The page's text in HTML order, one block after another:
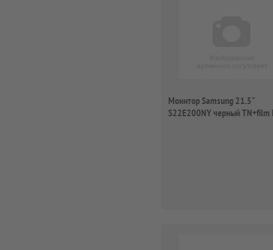
Монитор Samsung 21.5"
S22E200NY черный TN+film